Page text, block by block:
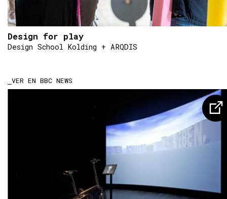
Design for play
Design School Kolding + ARQDIS
VER EN BBC NEWS